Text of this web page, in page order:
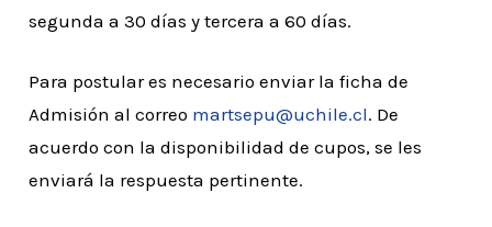
segunda a 30 días y tercera a 60 días.
Para postular es necesario enviar la ficha de
Admisión al correo martsepu@uchile.cl. De
acuerdo con la disponibilidad de cupos, se les
enviará la respuesta pertinente.